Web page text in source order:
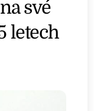
své
letech